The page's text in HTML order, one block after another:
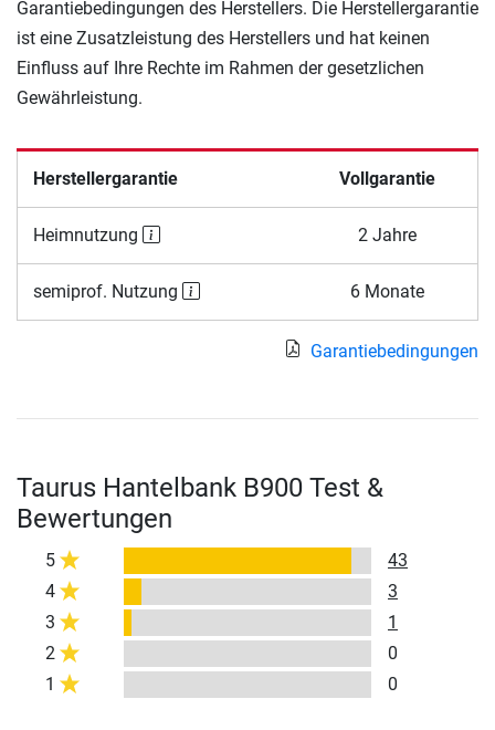
Garantiebedingungen des Herstellers. Die Herstellergarantie
ist eine Zusatzleistung des Herstellers und hat keinen
Einfluss auf Ihre Rechte im Rahmen der gesetzlichen
Gewährleistung.
Herstellergarantie Vollgarantie
Heimnutzung 2 Jahre
semiprof. Nutzung 6 Monate
Garantiebedingungen
Taurus Hantelbank B900 Test &
Bewertungen
5
43
4
3
3
1
2
0
1
0